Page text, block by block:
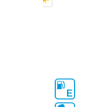
E